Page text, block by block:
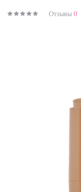
Отзывы 0